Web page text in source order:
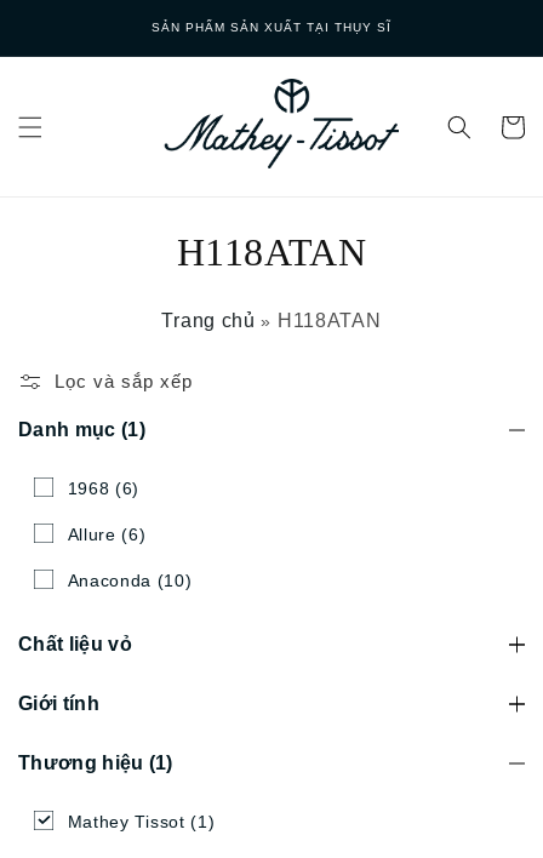
SẢN PHẨM SẢN XUẤT TẠI THỤY SĨ
H118ATAN
Trang chủ » H118ATAN
Lọc và sắp xếp
Danh mục (1)
1968 (6)
Allure (6)
Anaconda (10)
Chất liệu vỏ
Giới tính
Thương hiệu (1)
Mathey Tissot (1)